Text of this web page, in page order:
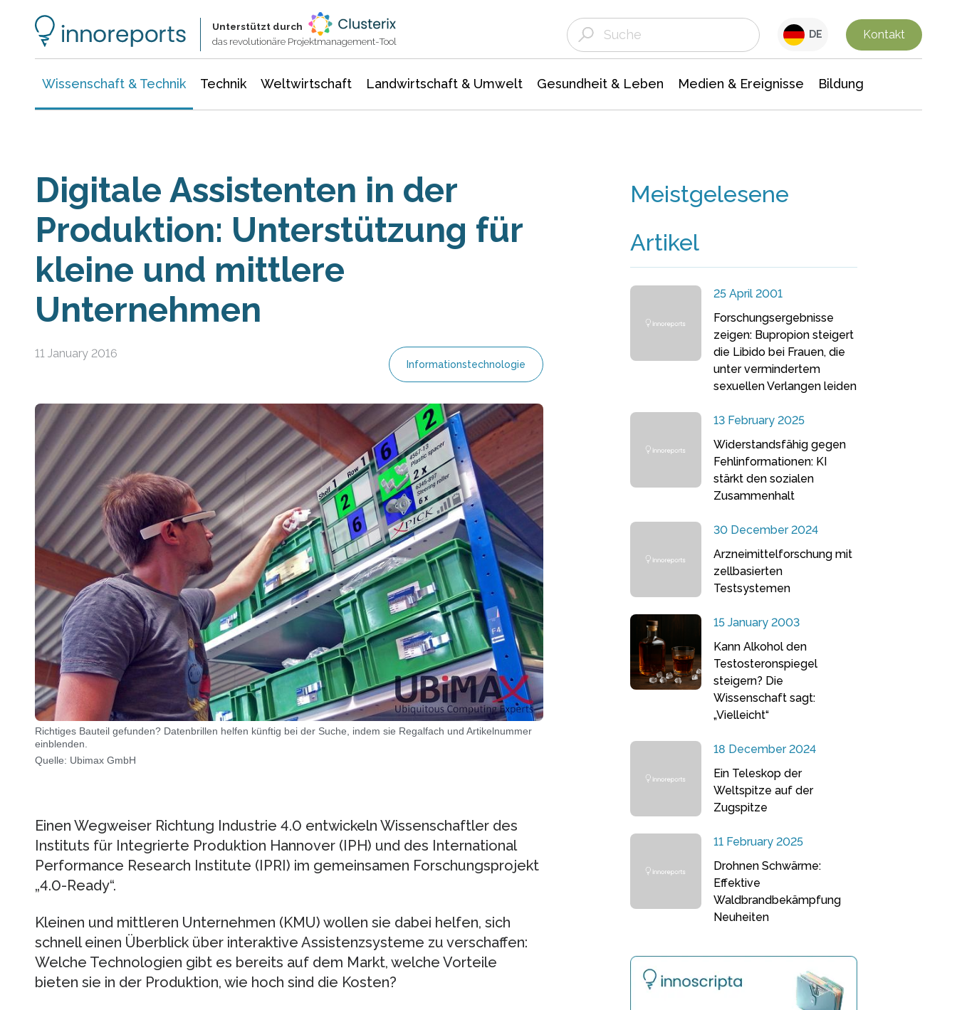
Unterstützt durch
das revolutionäre Projektmanagement-Tool
DE Kontakt
Wissenschaft & Technik Technik Weltwirtschaft Landwirtschaft & Umwelt Gesundheit & Leben Medien & Ereignisse Bildung
Digitale Assistenten in der
Produktion: Unterstützung für
kleine und mittlere
Unternehmen
11 January 2016
Informationstechnologie
Richtiges Bauteil gefunden? Datenbrillen helfen künftig bei der Suche, indem sie Regalfach und Artikelnummer
einblenden.
Quelle: Ubimax GmbH
Einen Wegweiser Richtung Industrie 4.0 entwickeln Wissenschaftler des
Instituts für Integrierte Produktion Hannover (IPH) und des International
Performance Research Institute (IPRI) im gemeinsamen Forschungsprojekt
„4.0-Ready“.
Kleinen und mittleren Unternehmen (KMU) wollen sie dabei helfen, sich
schnell einen Überblick über interaktive Assistenzsysteme zu verschaffen:
Welche Technologien gibt es bereits auf dem Markt, welche Vorteile
bieten sie in der Produktion, wie hoch sind die Kosten?
Meistgelesene
Artikel
25 April 2001
Forschungsergebnisse
zeigen: Bupropion steigert
die Libido bei Frauen, die
unter vermindertem
sexuellen Verlangen leiden
13 February 2025
Widerstandsfähig gegen
Fehlinformationen: KI
stärkt den sozialen
Zusammenhalt
30 December 2024
Arzneimittelforschung mit
zellbasierten
Testsystemen
15 January 2003
Kann Alkohol den
Testosteronspiegel
steigern? Die
Wissenschaft sagt:
„Vielleicht“
18 December 2024
Ein Teleskop der
Weltspitze auf der
Zugspitze
11 February 2025
Drohnen Schwärme:
Effektive
Waldbrandbekämpfung
Neuheiten